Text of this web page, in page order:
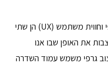
מה זה Adobe אדובי? עיצוב גרפי וחווית משתמש (UX) הן שתי
את האופן שבו אנו
גרפי משמש עמוד השדרה